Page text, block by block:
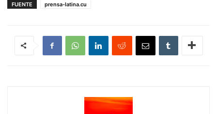
FUENTE prensa-latina.cu